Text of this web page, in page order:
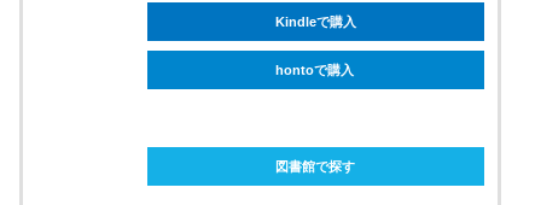
Kindleで購入
hontoで購入
図書館で探す